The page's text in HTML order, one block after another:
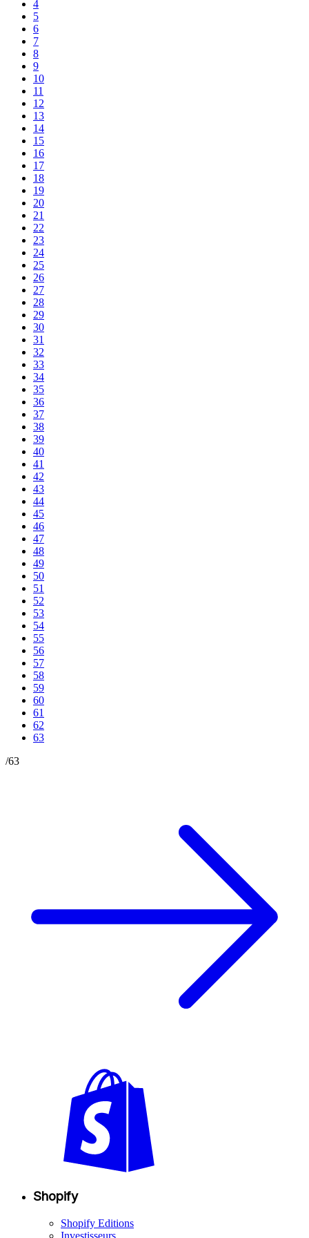
4
5
6
7
8
9
10
11
12
13
14
15
16
17
18
19
20
21
22
23
24
25
26
27
28
29
30
31
32
33
34
35
36
37
38
39
40
41
42
43
44
45
46
47
48
49
50
51
52
53
54
55
56
57
58
59
60
61
62
63
/63
Shopify
Shopify Editions
Investisseurs